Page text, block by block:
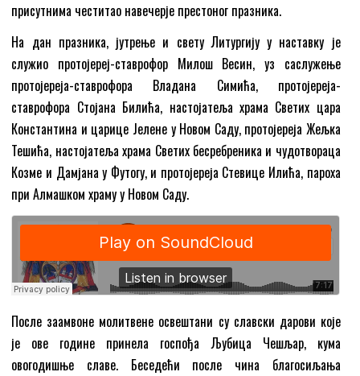
присутнима честитао навечерје престоног празника.
На дан празника, јутрење и свету Литургију у наставку је
служио протојереј-ставрофор Милош Весин, уз саслужење
протојереја-ставрофора Владана Симића, протојереја-
ставрофора Стојана Билића, настојатеља храма Светих цара
Константина и царице Јелене у Новом Саду, протојереја Жељка
Тешића, настојатеља храма Светих бесребреника и чудотвораца
Козме и Дамјана у Футогу, и протојереја Стевице Илића, пароха
при Алмашком храму у Новом Саду.
После заамвоне молитвене освештани су славски дарови које
је ове године принела госпођа Љубица Чешљар, кума
овогодишње славе. Беседећи после чина благосиљања